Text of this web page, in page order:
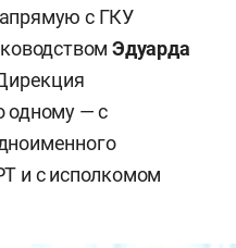
с ГКУ
Эдуарда
одному — с
и с исполкомом